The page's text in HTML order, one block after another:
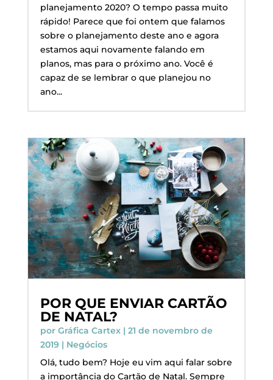
planejamento 2020? O tempo passa muito
rápido! Parece que foi ontem que falamos
sobre o planejamento deste ano e agora
estamos aqui novamente falando em
planos, mas para o próximo ano. Você é
capaz de se lembrar o que planejou no
ano...
POR QUE ENVIAR CARTÃO
DE NATAL?
por Gráfica Cartex| 21 de novembro de
2019 | Negócios
Olá, tudo bem? Hoje eu vim aqui falar sobre
a importância do Cartão de Natal. Sempre